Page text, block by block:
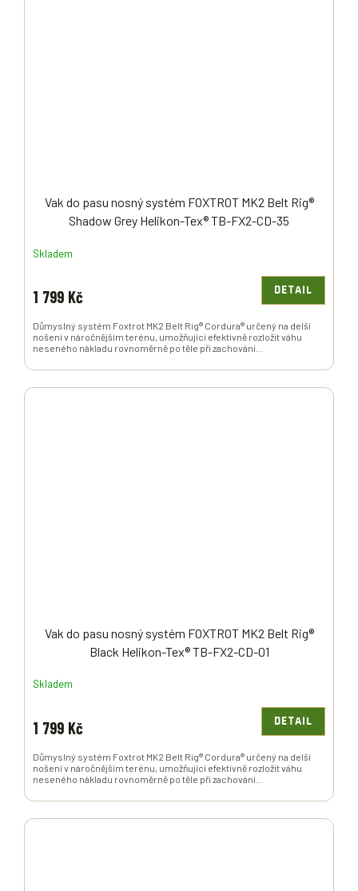
Vak do pasu nosný systém FOXTROT MK2 Belt Rig®
Shadow Grey Helikon-Tex® TB-FX2-CD-35
Skladem
1 799 Kč DETAIL
Důmyslný systém Foxtrot MK2 Belt Rig® Cordura® určený na delší
nošení v náročnějším terénu, umožňující efektivně rozložit váhu
neseného nákladu rovnoměrně po těle při zachování...
Vak do pasu nosný systém FOXTROT MK2 Belt Rig®
Black Helikon-Tex® TB-FX2-CD-01
Skladem
1 799 Kč DETAIL
Důmyslný systém Foxtrot MK2 Belt Rig® Cordura® určený na delší
nošení v náročnějším terénu, umožňující efektivně rozložit váhu
neseného nákladu rovnoměrně po těle při zachování...